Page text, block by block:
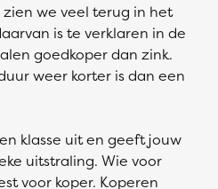
we veel terug in het
is te verklaren in de
goedkoper dan zink.
weer korter is dan een
klasse uit en geeft jouw
uitstraling. Wie voor
voor koper. Koperen